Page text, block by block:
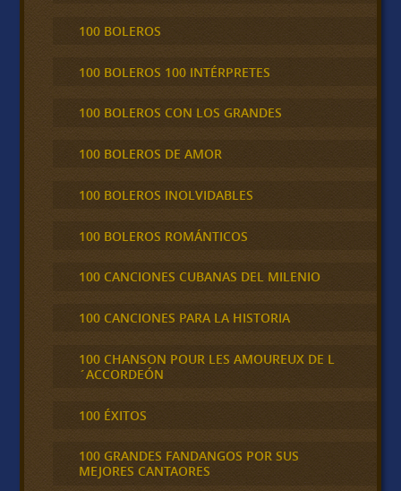
100 BOLEROS
100 BOLEROS 100 INTÉRPRETES
100 BOLEROS CON LOS GRANDES
100 BOLEROS DE AMOR
100 BOLEROS INOLVIDABLES
100 BOLEROS ROMÁNTICOS
100 CANCIONES CUBANAS DEL MILENIO
100 CANCIONES PARA LA HISTORIA
100 CHANSON POUR LES AMOUREUX DE L
´ACCORDEÓN
100 ÉXITOS
100 GRANDES FANDANGOS POR SUS
MEJORES CANTAORES